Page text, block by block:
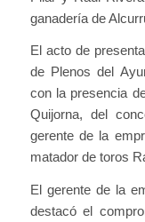
ganadería de
El acto de
de Plenos del
con la presencia
Quijorna, del
gerente de la
matador de toros
El gerente de la
destacó el